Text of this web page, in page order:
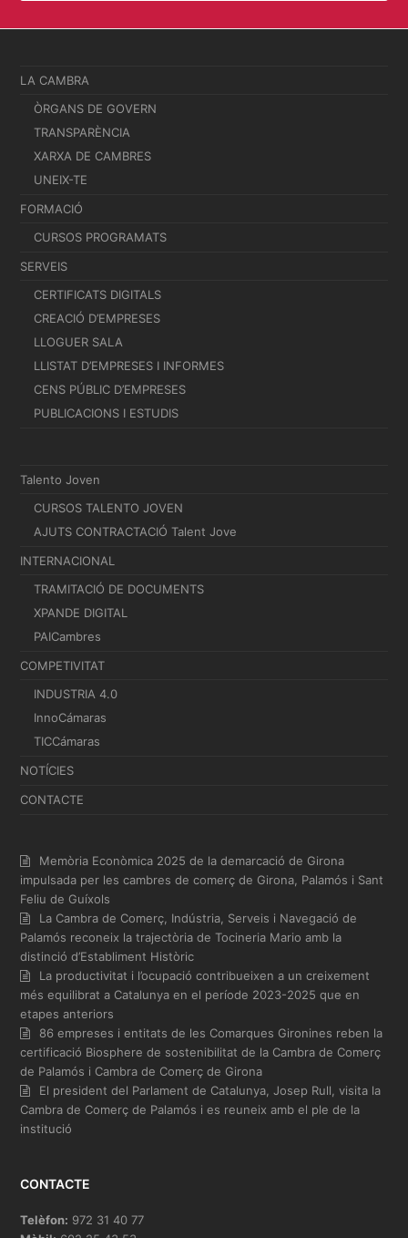
LA CAMBRA
ÒRGANS DE GOVERN
TRANSPARÈNCIA
XARXA DE CAMBRES
UNEIX-TE
FORMACIÓ
CURSOS PROGRAMATS
SERVEIS
CERTIFICATS DIGITALS
CREACIÓ D’EMPRESES
LLOGUER SALA
LLISTAT D’EMPRESES I INFORMES
CENS PÚBLIC D’EMPRESES
PUBLICACIONS I ESTUDIS
Talento Joven
CURSOS TALENTO JOVEN
AJUTS CONTRACTACIÓ Talent Jove
INTERNACIONAL
TRAMITACIÓ DE DOCUMENTS
XPANDE DIGITAL
PAICambres
COMPETIVITAT
INDUSTRIA 4.0
InnoCámaras
TICCámaras
NOTÍCIES
CONTACTE
Memòria Econòmica 2025 de la demarcació de Girona
impulsada per les cambres de comerç de Girona, Palamós i Sant
Feliu de Guíxols
La Cambra de Comerç, Indústria, Serveis i Navegació de
Palamós reconeix la trajectòria de Tocineria Mario amb la
distinció d’Establiment Històric
La productivitat i l’ocupació contribueixen a un creixement
més equilibrat a Catalunya en el període 2023-2025 que en
etapes anteriors
86 empreses i entitats de les Comarques Gironines reben la
certificació Biosphere de sostenibilitat de la Cambra de Comerç
de Palamós i Cambra de Comerç de Girona
El president del Parlament de Catalunya, Josep Rull, visita la
Cambra de Comerç de Palamós i es reuneix amb el ple de la
institució
CONTACTE
Telèfon: 972 31 40 77